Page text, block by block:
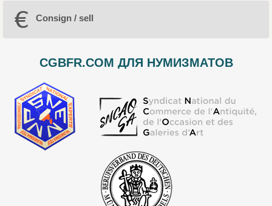
Consign / sell
CGBFR.COM ДЛЯ НУМИЗМАТОВ